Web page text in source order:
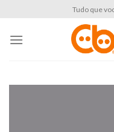
content
Tudo que